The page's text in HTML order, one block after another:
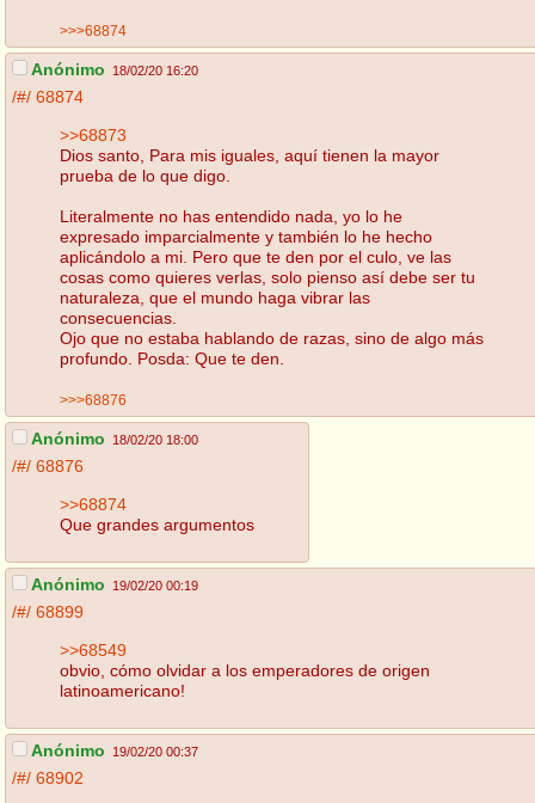
>>>68874
Anónimo 18/02/20 16:20
/#/ 68874
>>68873
Dios santo, Para mis iguales, aquí tienen la mayor
prueba de lo que digo.
Literalmente no has entendido nada, yo lo he
expresado imparcialmente y también lo he hecho
aplicándolo a mi. Pero que te den por el culo, ve las
cosas como quieres verlas, solo pienso así debe ser tu
naturaleza, que el mundo haga vibrar las
consecuencias.
Ojo que no estaba hablando de razas, sino de algo más
profundo. Posda: Que te den.
>>>68876
Anónimo 18/02/20 18:00
/#/ 68876
>>68874
Que grandes argumentos
Anónimo 19/02/20 00:19
/#/ 68899
>>68549
obvio, cómo olvidar a los emperadores de origen
latinoamericano!
Anónimo 19/02/20 00:37
/#/ 68902